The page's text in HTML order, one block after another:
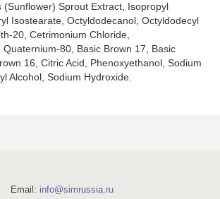
(Sunflower) Sprout Extract, Isopropyl
Isostearate, Octyldodecanol, Octyldodecyl
20, Cetrimonium Chloride,
Quaternium-80, Basic Brown 17, Basic
16, Citric Acid, Phenoxyethanol, Sodium
Alcohol, Sodium Hydroxide.
Email: info@simrussia.ru